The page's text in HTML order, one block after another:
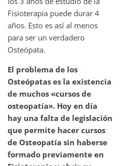
Fisioterapia puede durar 4
años. Esto es así al menos
para ser un verdadero
Osteópata.
El problema de los
Osteópatas es la existencia
de muchos «cursos de
osteopatía». Hoy en día
hay una falta de legislación
que permite hacer cursos
de Osteopatía sin haberse
formado previamente en